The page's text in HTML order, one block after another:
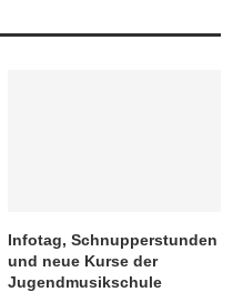
Infotag, Schnupperstunden
und neue Kurse der
Jugendmusikschule